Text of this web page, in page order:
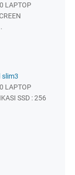
LAPTOP
slim3
LAPTOP
SSD : 256